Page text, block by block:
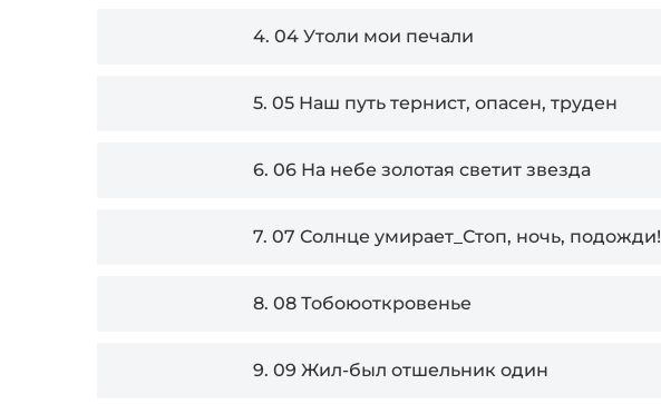
4. 04 Утоли мои печали
5. 05 Наш путь тернист, опасен, труден
6. 06 На небе золотая светит звезда
7. 07 Солнце умирает_Стоп, ночь, подожди!
8. 08 Тобоюоткровенье
9. 09 Жил-был отшельник один